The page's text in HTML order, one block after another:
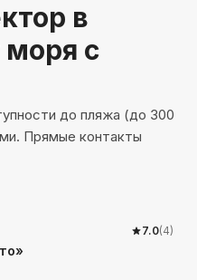
в
моря с
до пляжа (до 300
Прямые контакты
7.0(4)